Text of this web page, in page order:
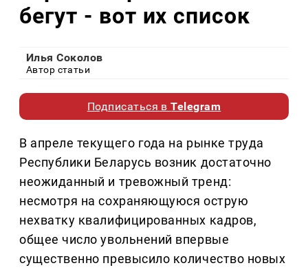
бегут - вот их список
Илья Соколов
Автор статьи
Подписаться вTelegram
В апреле текущего года на рынке труда
Республики Беларусь возник достаточно
неожиданный и тревожный тренд:
несмотря на сохраняющуюся острую
нехватку квалифицированных кадров,
общее число увольнений впервые
существенно превысило количество новых